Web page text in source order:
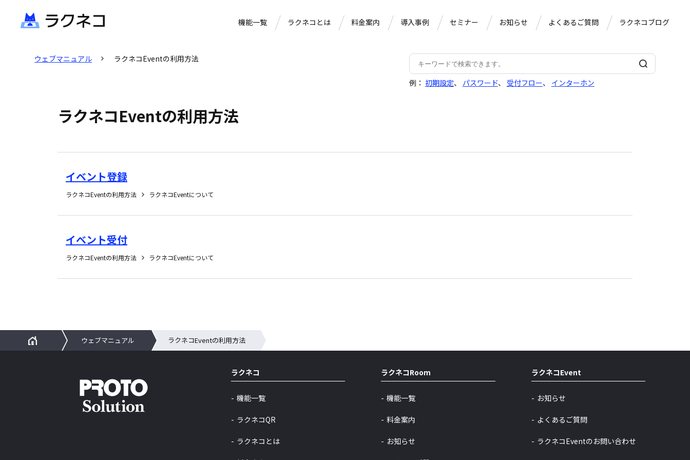
機能一覧 ラクネコとは 料金案内 導入事例 セミナー お知らせ よくあるご質問 ラクネコブログ
ウェブマニュアル ラクネコEventの利用方法
例： 初期設定、 パスワード、 受付フロー、 インターホン
ラクネコEventの利用方法
イベント登録
ラクネコEventの利用方法 ラクネコEventについて
イベント受付
ラクネコEventの利用方法 ラクネコEventについて
ウェブマニュアル ラクネコEventの利用方法
ラクネコ
機能一覧
ラクネコQR
ラクネコとは
ラクネコRoom
機能一覧
料金案内
お知らせ
ラクネコEvent
お知らせ
よくあるご質問
ラクネコEventのお問い合わせ